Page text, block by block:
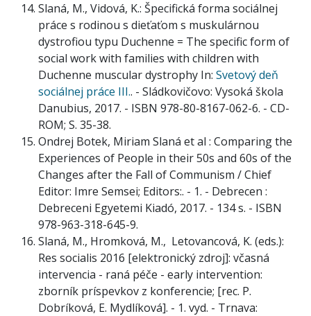
Slaná, M., Vidová, K.: Špecifická forma sociálnej
práce s rodinou s dieťaťom s muskulárnou
dystrofiou typu Duchenne = The specific form of
social work with families with children with
Duchenne muscular dystrophy In: Svetový deň
sociálnej práce III.. - Sládkovičovo: Vysoká škola
Danubius, 2017. - ISBN 978-80-8167-062-6. - CD-
ROM; S. 35-38.
Ondrej Botek, Miriam Slaná et al : Comparing the
Experiences of People in their 50s and 60s of the
Changes after the Fall of Communism / Chief
Editor: Imre Semsei; Editors:. - 1. - Debrecen :
Debreceni Egyetemi Kiadó, 2017. - 134 s. - ISBN
978-963-318-645-9.
Slaná, M., Hromková, M., Letovancová, K. (eds.):
Res socialis 2016 [elektronický zdroj]: včasná
intervencia - raná péče - early intervention:
zborník príspevkov z konferencie; [rec. P.
Dobríková, E. Mydlíková]. - 1. vyd. - Trnava: